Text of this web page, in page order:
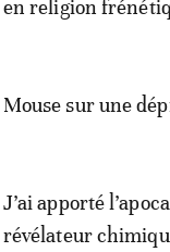
en religion
Mouse sur une
J’ai apporté
révélateur